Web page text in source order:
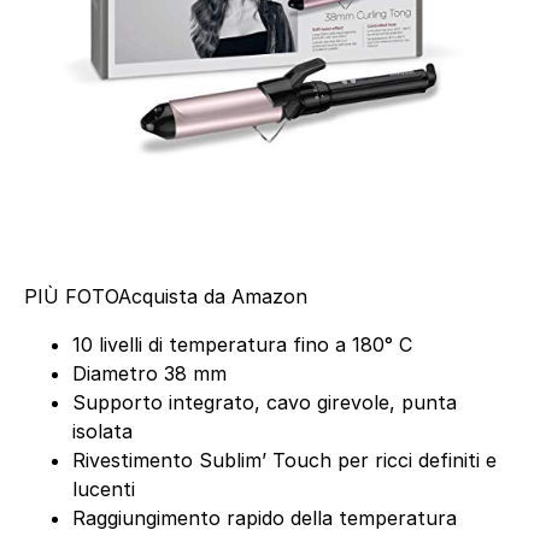
PIÙ FOTOAcquista da Amazon
10 livelli di temperatura fino a 180° C
Diametro 38 mm
Supporto integrato, cavo girevole, punta
isolata
Rivestimento Sublim’ Touch per ricci definiti e
lucenti
Raggiungimento rapido della temperatura